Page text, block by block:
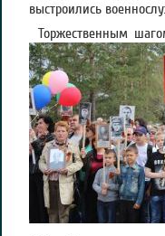
выстроились
Торжественным